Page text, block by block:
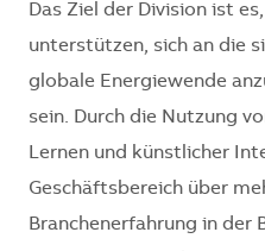
Das Ziel der Division ist
unterstützen, sich an die
globale Energiewende
sein. Durch die Nutzung
Lernen und künstlicher
Geschäftsbereich über
Branchenerfahrung in der